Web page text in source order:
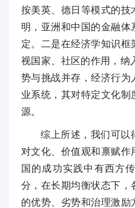
按美英、德日等模式的技
明，亚洲和中国的金融体
定。二是在经济学知识
视国家、社区的作用，纳
势与挑战并存，经济行为
业系统，其对特定文化制
源。
综上所述，我们可以
对文化、价值观和禀赋作
国的成功实践中有西方
分，在长期均衡状态下，
的优势、劣势和治理激励